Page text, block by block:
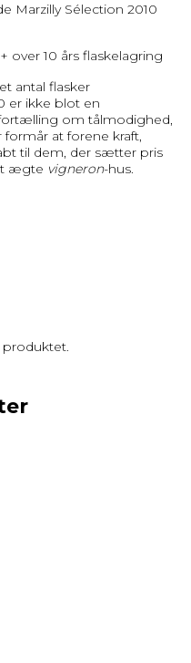
Marzilly Sélection 2010
over 10 års flaskelagring
antal flasker
er ikke blot en
om tålmodighed,
at forene kraft,
til dem, der sætter pris
ægte vigneron-hus.
produktet.